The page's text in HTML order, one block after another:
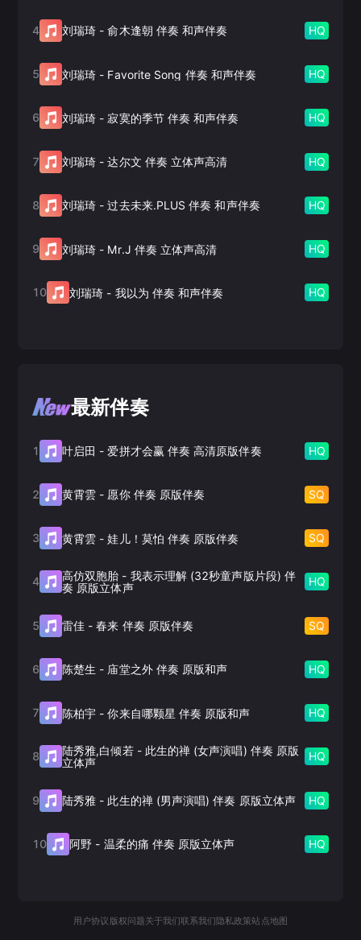
4 刘瑞琦 -俞木逢朝 伴奏 和声伴奏 HQ
5 刘瑞琦 - Favorite Song 伴奏 和声伴奏 HQ
6 刘瑞琦 - 寂寞的季节 伴奏 和声伴奏 HQ
7 刘瑞琦 -达尔文 伴奏 立体声高清 HQ
8 刘瑞琦 -过去未来.PLUS 伴奏 和声伴奏 HQ
9 刘瑞琦 - Mr.J 伴奏 立体声高清 HQ
10 刘瑞琦 - 我以为 伴奏 和声伴奏 HQ
最新伴奏
1 叶启田 -爱拼才会赢 伴奏 高清原版伴奏 HQ
2 黄霄雲 - 愿你 伴奏 原版伴奏 SQ
3 黄霄雲 -娃儿！莫怕 伴奏 原版伴奏 SQ
4 高仿双胞胎 - 我表示理解 (32秒童声版片段) 伴
奏 原版立体声
HQ
5 雷佳 -春来 伴奏 原版伴奏 SQ
6 陈楚生 - 庙堂之外 伴奏 原版和声 HQ
7 陈柏宇 -你来自哪颗星 伴奏 原版和声 HQ
8 陆秀雅,白倾若- 此生的禅 (女声演唱) 伴奏 原版
立体声
HQ
9 陆秀雅 - 此生的禅 (男声演唱) 伴奏 原版立体声 HQ
10 阿野 - 温柔的痛 伴奏 原版立体声 HQ
用户协议 版权问题关于我们联系我们 隐私政策站点地图